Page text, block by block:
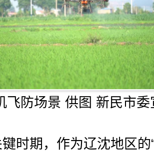
飞防场景 供图 新民市委
期，作为辽沈地区的